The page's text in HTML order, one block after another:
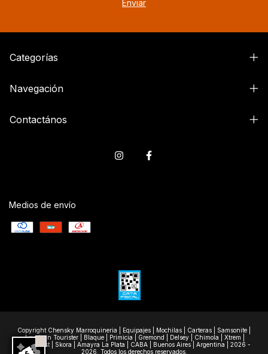
Categorías
Navegación
Contactános
Medios de envío
Copyright Chensky Marroquineria | Equipajes | Mochilas | Carteras | Samsonite |
American Tourister | Blaque | Primicia | Gremond | Delsey | Chimola | Xtrem |
Wanderlast | Skora | Amayra La Plata | CABA | Buenos Aires | Argentina | 2026 -
2026. Todos los derechos reservados.